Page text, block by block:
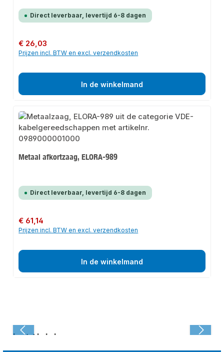
Direct leverbaar, levertijd 6-8 dagen
Normale prijs:
€ 26,03
Prijzen incl. BTW en excl. verzendkosten
In de winkelmand
Metaal afkortzaag, ELORA-989
Direct leverbaar, levertijd 6-8 dagen
Normale prijs:
€ 61,14
Prijzen incl. BTW en excl. verzendkosten
In de winkelmand
Laatst bekeken: